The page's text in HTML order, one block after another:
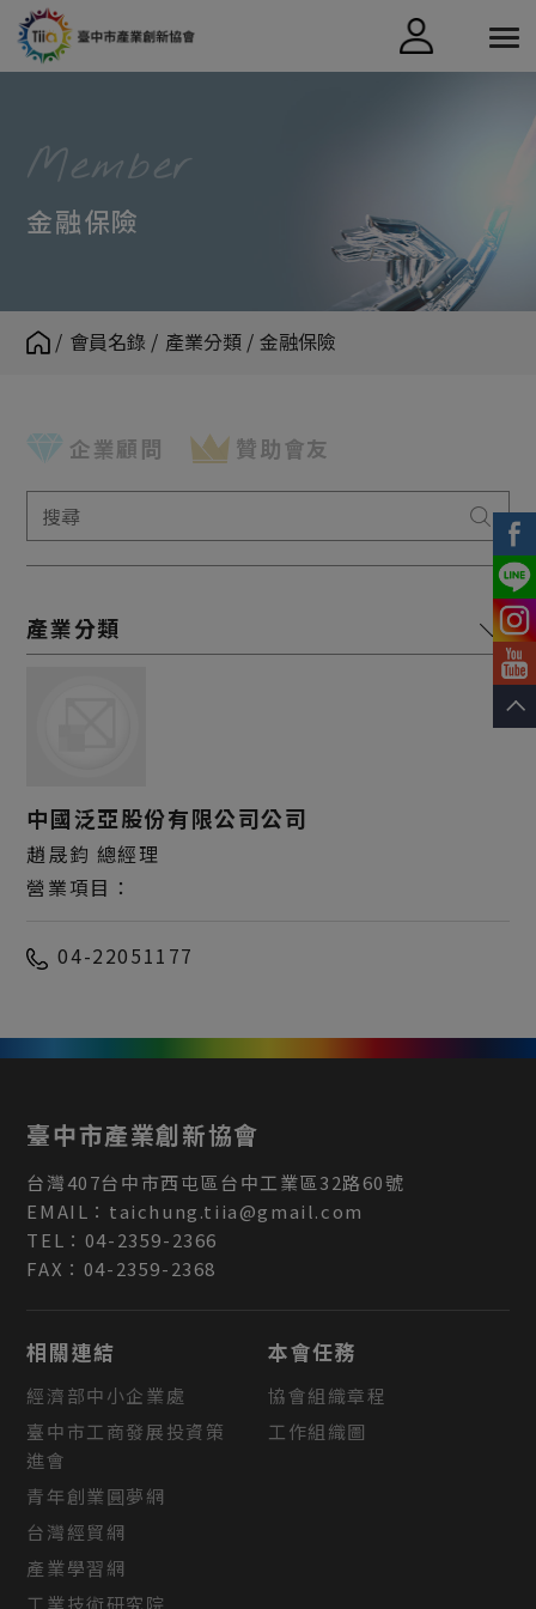
Member
金融保險
會員名錄 產業分類 金融保險
企業顧問 贊助會友
醫療生技
零售業
餐飲業
紡織成衣
食品製造
藝術文創
中國泛亞股份有限公司公司
趙晟鈞 總經理
營業項目：
04-22051177
臺中市產業創新協會
台灣407台中市西屯區台中工業區32路60號
EMAIL： taichung.tiia@gmail.com
TEL： 04-2359-2366
FAX： 04-2359-2368
相關連結
經濟部中小企業處
臺中市工商發展投資策
進會
青年創業圓夢網
台灣經貿網
產業學習網
工業技術研究院
本會任務
協會組織章程
工作組織圖
Cookie管理面板